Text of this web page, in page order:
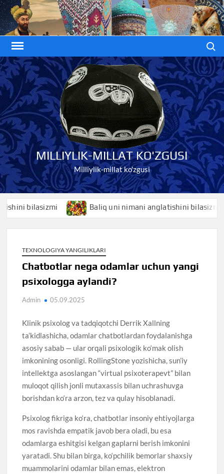
Skip
to
content
MILLIYLIK-MILLAT KO'ZGUSI
Milliylik-millat ko'zgusi
bilasizmi Baliq uni nimani anglatishini bilasizmi
TEXNOLOGIYA YANGILIKLARI
Chatbotlar nega odamlar uchun yangi
psixologga aylandi?
Admin 05.09.2025
Klinik psixolog va tadqiqotchi Derrik Xallning
ta’kidlashicha, odamlar chatbotlardan foydalanishga
asosiy sabab — ular orqali psixologik ko‘mak olish
imkonining osonligi. RollingStone yozishicha, sun’iy
intellektga asoslangan “virtual psixoterapevt” bilan
muloqot qilish jonli mutaxassis bilan uchrashuvga
borishdan ko‘ra arzon, tez va qulay hisoblanadi.
Psixolog fikriga ko‘ra, chatbotlar insoniy ehtiyojlarga
mos ravishda empatik javob bera oladi, bu esa
odamlarga eshitgisi kelgan gaplarni berish imkonini
yaratadi. Shu bilan birga, ko‘pchilik bemorlar shaxsiy
muammolarini odamlar bilan emas, elektron